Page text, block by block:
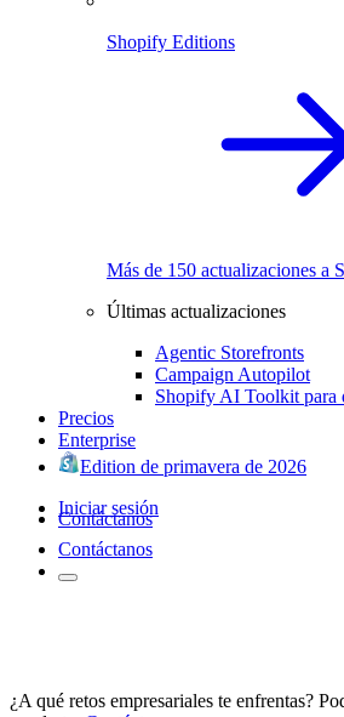
Shopify Editions
Más de 150 actualizaciones a
Últimas actualizaciones
Agentic Storefronts
Campaign Autopilot
Shopify AI Toolkit para
Precios
Enterprise
Edition de primavera de 2026
Iniciar sesión
Contáctanos
Contáctanos
¿A qué retos empresariales te enfrentas?